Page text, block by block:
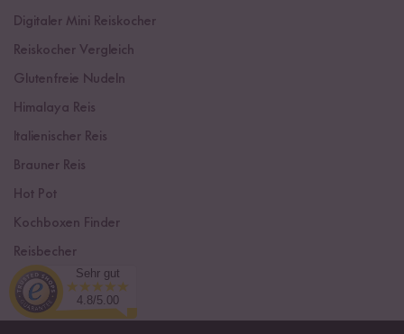
Digitaler Mini Reiskocher
Reiskocher Vergleich
Glutenfreie Nudeln
Himalaya Reis
Italienischer Reis
Brauner Reis
Hot Pot
Kochboxen Finder
Reisbecher
Sushi Einsteiger Box
Sehr gut
4.8/5.00